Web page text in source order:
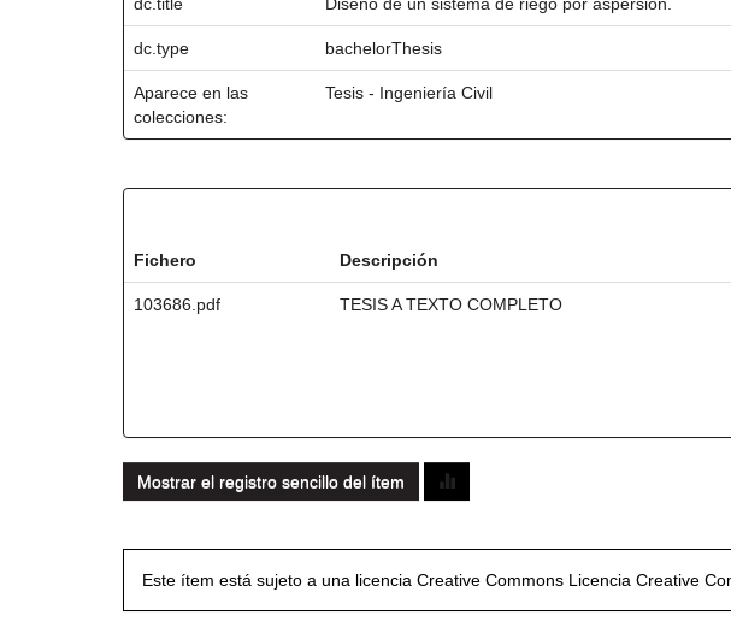
dc.type bachelorThesis
Aparece en las
colecciones:
Tesis - Ingeniería Civil
Fichero Descripción
103686.pdf TESIS A TEXTO COMPLETO
Mostrar el registro sencillo del ítem
Este ítem está sujeto a una licencia Creative Commons Licencia Creative